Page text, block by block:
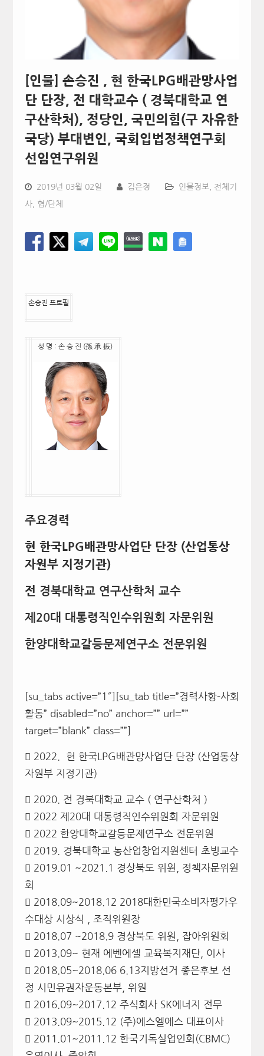
[인물] 손승진 , 현 한국LPG배관망사업
단 단장, 전 대학교수 ( 경북대학교 연
구산학처), 정당인, 국민의힘(구 자유한
국당) 부대변인, 국회입법정책연구회
선임연구위원
2019년 03월 02일 김은정 인물정보, 전체기
사, 협/단체
손승진 프로필
성 명 : 손 승 진 (孫 承 振)
주요경 력
현 한국LPG배관망사업단 단장 (산업통상
자원부 지정기관)​
전 경북대학교 연구산학처 교수
제20대 대통령직인수위원회 자문위원
한양대학교갈등문제연구소 전문위원
[su_tabs active=”1″][su_tab title=”경력사항-사회
활동” disabled=”no” anchor=”” url=””
target=”blank” class=””]
 2022. 현 한국LPG배관망사업단 단장 (산업통상
자원부 지정기관)
 2020. 전 경북대학교 교수 ( 연구산학처 )
 2022 제20대 대통령직인수위원회 자문위원
 2022 한양대학교갈등문제연구소 전문위원
 2019. 경북대학교 농산업창업지원센터 초빙교수
 2019.01 ~2021.1 경상북도 위원, 정책자문위원
회
 2018.09~2018.12 2018대한민국소비자평가우
수대상 시상식 , 조직위원장
 2018.07 ~2018.9 경상북도 위원, 잡아위원회
 2013.09~ 현재 에벤에셀 교육복지재단, 이사
 2018.05~2018.06 6.13지방선거 좋은후보 선
정 시민유권자운동본부, 위원
 2016.09~2017.12 주식회사 SK에너지 전무
 2013.09~2015.12 (주)에스엘에스 대표이사
 2011.01~2011.12 한국기독실업인회(CBMC)